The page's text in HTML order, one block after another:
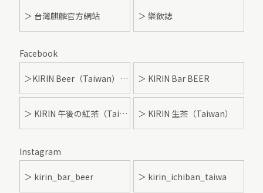
＞ 台灣麒麟官方網站 ＞ 樂飲誌
Facebook
＞KIRIN Beer（Taiwan）- 麒麟啤酒 ＞ KIRIN Bar BEER
＞ KIRIN 午後の紅茶（Taiwan） ＞ KIRIN 生茶（Taiwan）
Instagram
＞ kirin_bar_beer ＞ kirin_ichiban_taiwa